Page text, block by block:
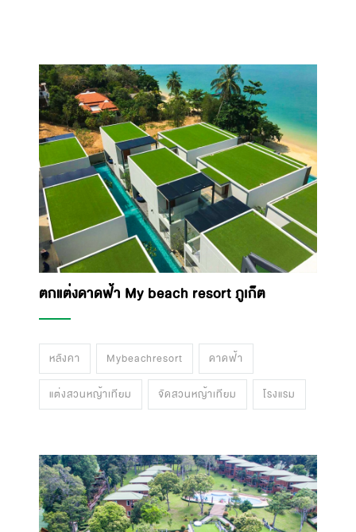
ตกแต่งดาดฟ้า My beach resort ภูเก็ต
หลังคา Mybeachresort ดาดฟ้า
แต่งสวนหญ้าเทียม จัดสวนหญ้าเทียม โรงแรม